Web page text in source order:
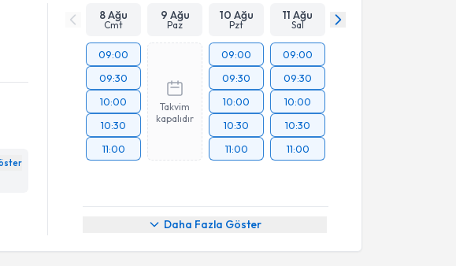
8 Ağu
Cmt
9 Ağu
Paz
10 Ağu
Pzt
11 Ağu
Sal
09:00
09:30
10:00
10:30
11:00
Takvim
kapalıdır
09:00
09:30
10:00
10:30
11:00
09:00
09:30
10:00
10:30
11:00
Daha Fazla Göster
Randevu Takvimi Talebi